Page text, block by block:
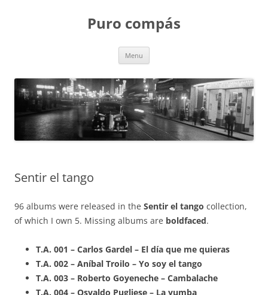
Puro compás
Menu
Sentir el tango
96 albums were released in the Sentir el tango collection,
of which I own 5. Missing albums are boldfaced.
T.A. 001 – Carlos Gardel – El día que me quieras
T.A. 002 – Aníbal Troilo – Yo soy el tango
T.A. 003 – Roberto Goyeneche – Cambalache
T.A. 004 – Osvaldo Pugliese – La yumba